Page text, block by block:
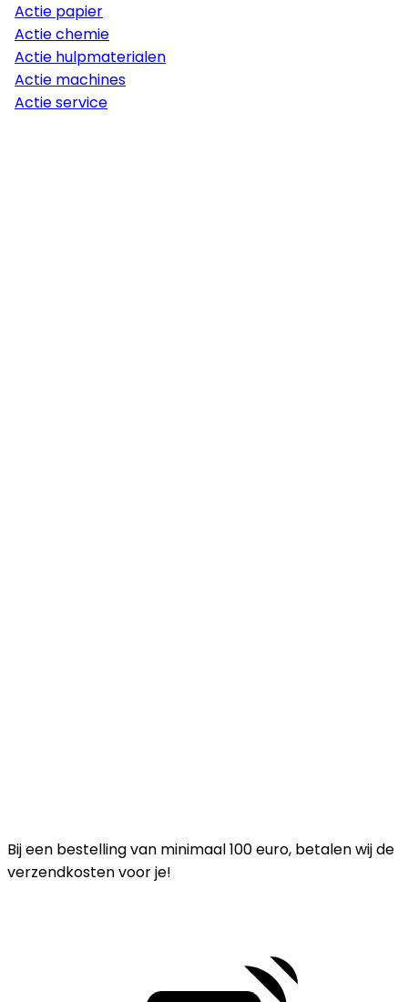
Bij een bestelling van minimaal 100 euro, betalen wij de
verzendkosten voor je!
Actie papier
Actie chemie
Actie hulpmaterialen
Actie machines
Actie service